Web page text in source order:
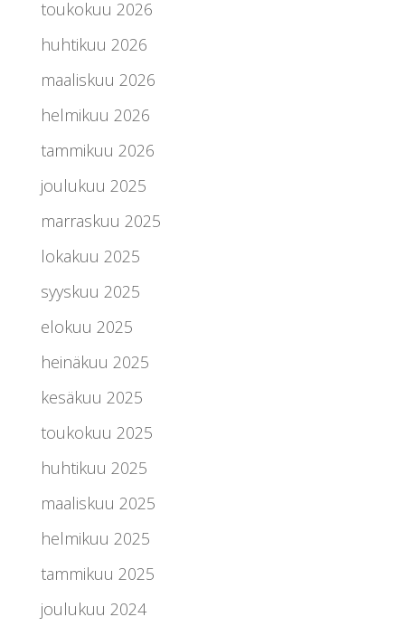
toukokuu 2026
huhtikuu 2026
maaliskuu 2026
helmikuu 2026
tammikuu 2026
joulukuu 2025
marraskuu 2025
lokakuu 2025
syyskuu 2025
elokuu 2025
heinäkuu 2025
kesäkuu 2025
toukokuu 2025
huhtikuu 2025
maaliskuu 2025
helmikuu 2025
tammikuu 2025
joulukuu 2024